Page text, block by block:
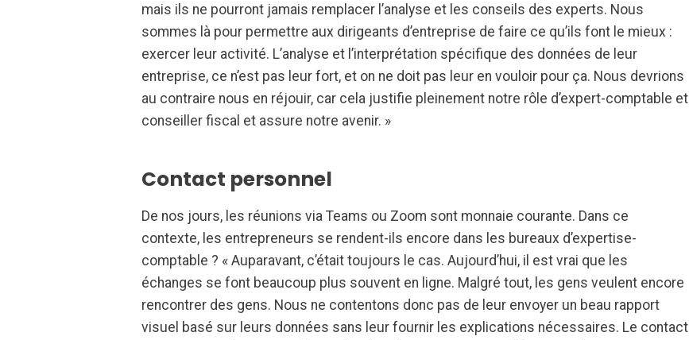
mais ils ne pourront jamais remplacer l’analyse et les conseils des experts. Nous
sommes là pour permettre aux dirigeants d’entreprise de faire ce qu’ils font le mieux :
exercer leur activité. L’analyse et l’interprétation spécifique des données de leur
entreprise, ce n’est pas leur fort, et on ne doit pas leur en vouloir pour ça. Nous devrions
au contraire nous en réjouir, car cela justifie pleinement notre rôle d’expert-comptable et
conseiller fiscal et assure notre avenir. »
Contact personnel
De nos jours, les réunions via Teams ou Zoom sont monnaie courante. Dans ce
contexte, les entrepreneurs se rendent-ils encore dans les bureaux d’expertise-
comptable ? « Auparavant, c’était toujours le cas. Aujourd’hui, il est vrai que les
échanges se font beaucoup plus souvent en ligne. Malgré tout, les gens veulent encore
rencontrer des gens. Nous ne contentons donc pas de leur envoyer un beau rapport
visuel basé sur leurs données sans leur fournir les explications nécessaires. Le contact